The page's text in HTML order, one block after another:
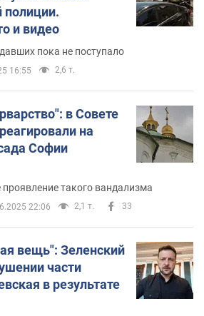
полиции.
и видео
пока не поступало
16:55 2,6 т.
в Совете
на
Софии
проявление такого вандализма
22:06 2,1 т. 33
вещь": Зеленский
части
в результате